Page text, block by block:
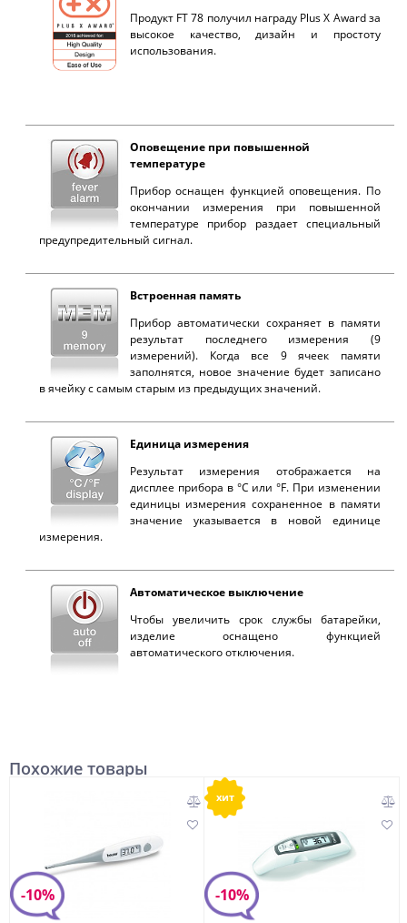
Продукт FT 78 получил награду Plus X Award за
высокое качество, дизайн и простоту
использования.
Оповещение при повышенной
температуре
Прибор оснащен функцией оповещения. По
окончании измерения при повышенной
температуре прибор раздает специальный
предупредительный сигнал.
Встроенная память
Прибор автоматически сохраняет в памяти
результат последнего измерения (9
измерений). Когда все 9 ячеек памяти
заполнятся, новое значение будет записано
в ячейку с самым старым из предыдущих значений.
Единица измерения
Результат измерения отображается на
дисплее прибора в °С или °F. При изменении
единицы измерения сохраненное в памяти
значение указывается в новой единице
измерения.
Автоматическое выключение
Чтобы увеличить срок службы батарейки,
изделие оснащено функцией
автоматического отключения.
Похожие товары
-10%
хит
-10%